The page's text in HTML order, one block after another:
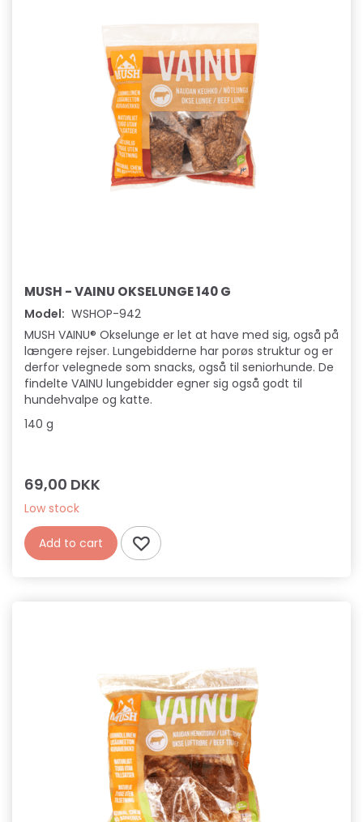
MUSH - VAINU OKSELUNGE 140 G
Model: WSHOP-942
MUSH VAINU® Okselunge er let at have med sig, også på
længere rejser. Lungebidderne har porøs struktur og er
derfor velegnede som snacks, også til seniorhunde. De
findelte VAINU lungebidder egner sig også godt til
hundehvalpe og katte.
140 g
69,00 DKK
Low stock
Add to cart